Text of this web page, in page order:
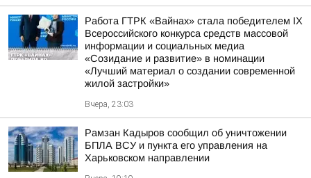
Работа ГТРК «Вайнах» стала победителем IX
Всероссийского конкурса средств массовой
информации и социальных медиа
«Созидание и развитие» в номинации
«Лучший материал о создании современной
жилой застройки»
Вчера, 23:03
Рамзан Кадыров сообщил об уничтожении
БПЛА ВСУ и пункта его управления на
Харьковском направлении